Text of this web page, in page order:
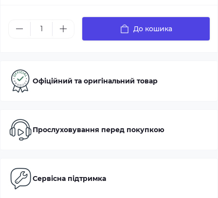
До кошика
Офіційний та оригінальний товар
Прослуховування перед покупкою
Сервісна підтримка